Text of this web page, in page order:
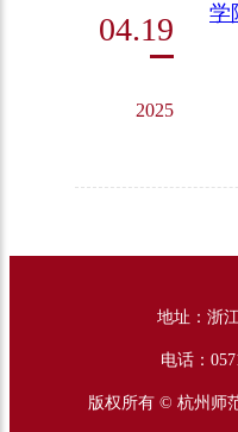
04.19
2025
学
地址：浙
电话：
版权所有 © 杭州师